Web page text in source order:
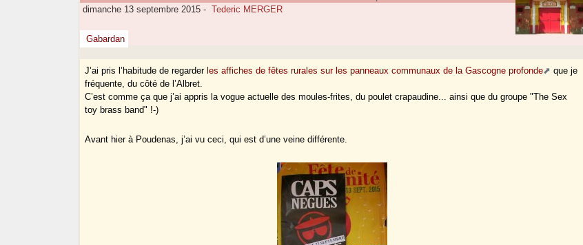
dimanche 13 septembre 2015 - Tederic MERGER
Gabardan
J’ai pris l’habitude de regarder les affiches de fêtes rurales sur les panneaux communaux de la Gascogne profonde
que je
fréquente, du côté de l’Albret.
C’est comme ça que j’ai appris la vogue actuelle des moules-frites, du poulet crapaudine... ainsi que du groupe "The Sex
toy brass band" !-)
Avant hier à Poudenas, j’ai vu ceci, qui est d’une veine différente.